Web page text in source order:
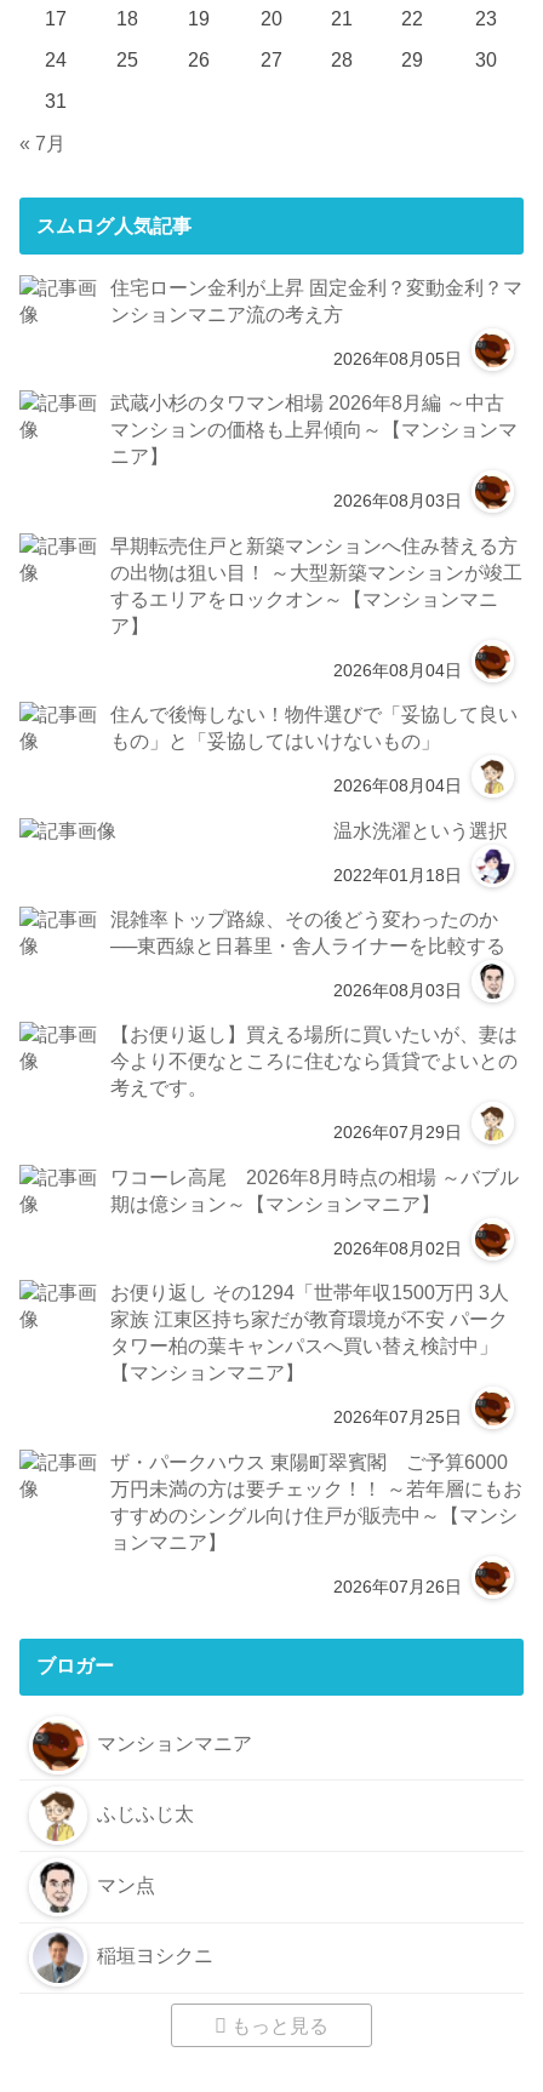
17
18 19 20 21 22
23
24
25 26 27 28 29
30
31
« 7月
スムログ人気記事
住宅ローン金利が上昇 固定金利？変動金利？マ
ンションマニア流の考え方
2026年08月05日
武蔵小杉のタワマン相場 2026年8月編 ～中古
マンションの価格も上昇傾向～【マンションマ
ニア】
2026年08月03日
早期転売住戸と新築マンションへ住み替える方
の出物は狙い目！ ～大型新築マンションが竣工
するエリアをロックオン～【マンションマニ
ア】
2026年08月04日
住んで後悔しない！物件選びで「妥協して良い
もの」と「妥協してはいけないもの」
2026年08月04日
温水洗濯という選択
2022年01月18日
混雑率トップ路線、その後どう変わったのか
──東西線と日暮里・舎人ライナーを比較する
2026年08月03日
【お便り返し】買える場所に買いたいが、妻は
今より不便なところに住むなら賃貸でよいとの
考えです。
2026年07月29日
ワコーレ高尾 2026年8月時点の相場 ～バブル
期は億ション～【マンションマニア】
2026年08月02日
お便り返し その1294「世帯年収1500万円 3人
家族 江東区持ち家だが教育環境が不安 パーク
タワー柏の葉キャンパスへ買い替え検討中」
【マンションマニア】
2026年07月25日
ザ・パークハウス 東陽町翠賓閣 ご予算6000
万円未満の方は要チェック！！ ～若年層にもお
すすめのシングル向け住戸が販売中～【マンシ
ョンマニア】
2026年07月26日
ブロガー
マンションマニア
ふじふじ太
マン点
稲垣ヨシクニ
もっと見る